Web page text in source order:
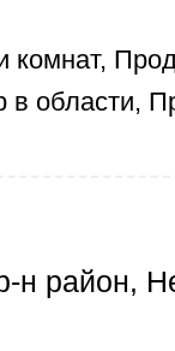
комнат,
в области,
н район,